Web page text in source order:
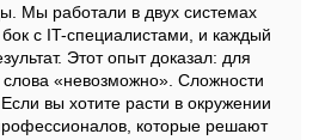
Мы работали в двух системах
с IT-специалистами, и каждый
Этот опыт доказал: для
«невозможно». Сложности
вы хотите расти в окружении
которые решают